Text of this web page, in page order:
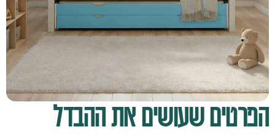
הפרטים שעושים את ההבדל